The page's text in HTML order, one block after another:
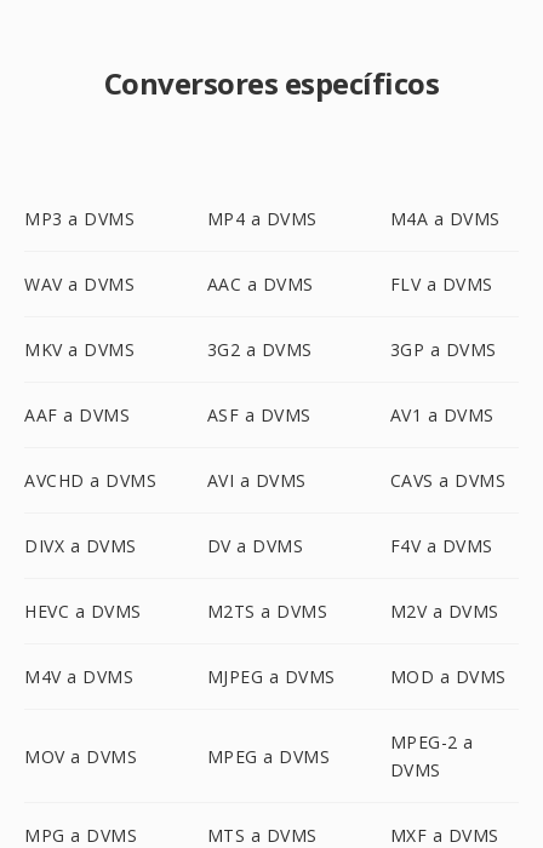
Conversores específicos
MP3 a DVMS MP4 a DVMS M4A a DVMS
WAV a DVMS AAC a DVMS FLV a DVMS
MKV a DVMS 3G2 a DVMS 3GP a DVMS
AAF a DVMS ASF a DVMS AV1 a DVMS
AVCHD a DVMS AVI a DVMS CAVS a DVMS
DIVX a DVMS DV a DVMS F4V a DVMS
HEVC a DVMS M2TS a DVMS M2V a DVMS
M4V a DVMS MJPEG a DVMS MOD a DVMS
MOV a DVMS MPEG a DVMS
MPEG-2 a
DVMS
MPG a DVMS MTS a DVMS MXF a DVMS